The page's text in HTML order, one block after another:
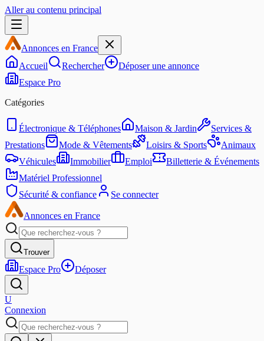
Aller au contenu principal
Annonces en France
Accueil
Rechercher
Déposer une annonce
Espace Pro
Catégories
Électronique & Téléphones Maison & Jardin
Services &
Prestations
Mode & Vêtements Loisirs & Sports
Animaux
Véhicules
Immobilier Emploi
Billetterie & Événements
Matériel Professionnel
Sécurité & confiance
Se connecter
Annonces en France
Trouver
Espace Pro Déposer
U
Connexion